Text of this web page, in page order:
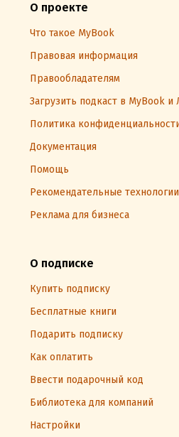
О проекте
Что такое MyBook
Правовая информация
Правообладателям
Загрузить подкаст в MyBook и
Политика
Документация
Помощь
Рекомендательные технологии
Реклама для бизнеса
О подписке
Купить подписку
Бесплатные книги
Подарить подписку
Как оплатить
Ввести подарочный код
Библиотека для компаний
Настройки